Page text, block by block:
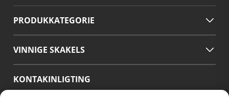
PRODUKKATEGORIE
VINNIGE SKAKELS
KONTAKINLIGTING